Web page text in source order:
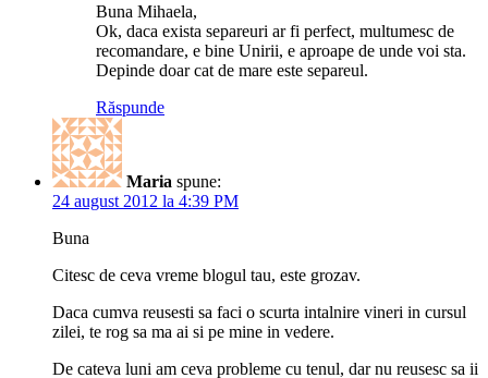
Buna Mihaela,
Ok, daca exista separeuri ar fi perfect, multumesc de
recomandare, e bine Unirii, e aproape de unde voi sta.
Depinde doar cat de mare este separeul.
Răspunde
Maria spune:
24 august 2012 la 4:39 PM
Buna
Citesc de ceva vreme blogul tau, este grozav.
Daca cumva reusesti sa faci o scurta intalnire vineri in cursul
zilei, te rog sa ma ai si pe mine in vedere.
De cateva luni am ceva probleme cu tenul, dar nu reusesc sa ii